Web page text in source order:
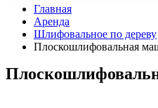
Главная
Аренда
Шлифовальное по дереву
Плоскошлифовальная